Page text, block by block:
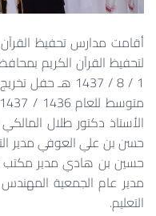
أقامت مدارس تحفيظ القرآن
لتحفيظ القرآن الكريم
1 / 8 / 1437 هـ
الأستاذ دكتور طلال
حسن بن علي العوفي مدير
حسين بن هادي مدير مكتب
مدير عام الجمعية
التعليم.